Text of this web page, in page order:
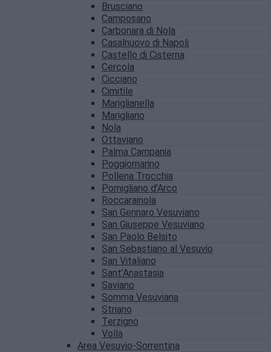
Brusciano
Camposano
Carbonara di Nola
Casalnuovo di Napoli
Castello di Cisterna
Cercola
Cicciano
Cimitile
Mariglianella
Marigliano
Nola
Ottaviano
Palma Campania
Poggiomarino
Pollena Trocchia
Pomigliano d’Arco
Roccarainola
San Gennaro Vesuviano
San Giuseppe Vesuviano
San Paolo Belsito
San Sebastiano al Vesuvio
San Vitaliano
Sant’Anastasia
Saviano
Somma Vesuviana
Striano
Terzigno
Volla
Area Vesuvio-Sorrentina